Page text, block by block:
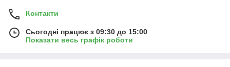
Контакти
Сьогодні працює з 09:30 до 15:00
Показати весь графік роботи